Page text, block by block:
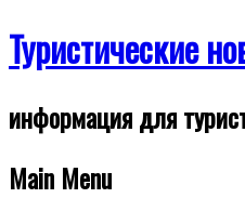
Туристические
информация для
Main Menu